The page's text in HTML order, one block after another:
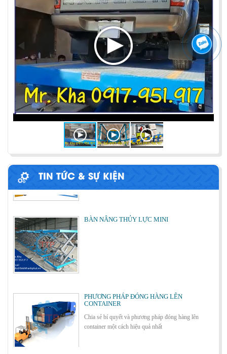
TIN TỨC & SỰ KIỆN
PHƯƠNG PHÁP ĐÓNG HÀNG LÊN
CONTAINER
Chia sẻ bí quyết và phương pháp đóng hàng lên
container một cách hiệu quả nhất
ỨNG DỤNG CỦA BÀN NÂNG THỦY LỰC
Cùng tìm hiểu về ứng dụng của bàn nâng thủy lực
trong các lĩnh vực, ngành nghề.
BÀN NÂNG THỦY LỰC MINI
PHƯƠNG PHÁP ĐÓNG HÀNG LÊN
CONTAINER
Chia sẻ bí quyết và phương pháp đóng hàng lên
container một cách hiệu quả nhất